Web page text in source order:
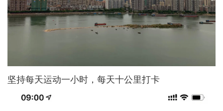
坚持每天运动一小时，每天十公里打卡